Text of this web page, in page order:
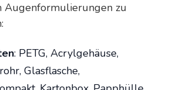
Augenformulierungen zu
: PETG, Acrylgehäuse,
Glasflasche,